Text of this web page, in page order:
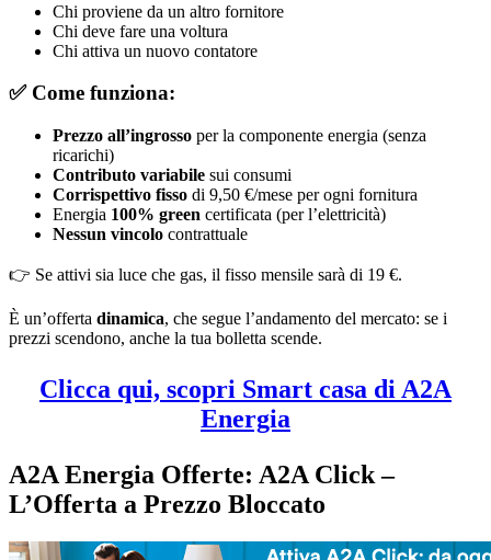
Chi proviene da un altro fornitore
Chi deve fare una voltura
Chi attiva un nuovo contatore
✅ Come funziona:
Prezzo all’ingrosso per la componente energia (senza
ricarichi)
Contributo variabile sui consumi
Corrispettivo fisso di 9,50 €/mese per ogni fornitura
Energia 100% green certificata (per l’elettricità)
Nessun vincolo contrattuale
👉 Se attivi sia luce che gas, il fisso mensile sarà di 19 €.
È un’offerta dinamica, che segue l’andamento del mercato: se i
prezzi scendono, anche la tua bolletta scende.
Clicca qui, scopri Smart casa di A2A
Energia
A2A Energia Offerte: A2A Click –
L’Offerta a Prezzo Bloccato